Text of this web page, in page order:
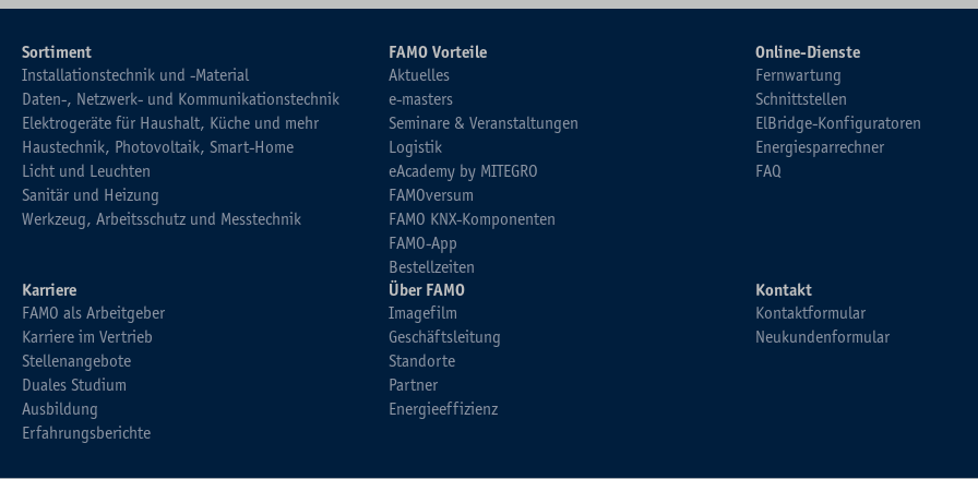
Sortiment
Installationstechnik und -Material
Daten-, Netzwerk- und Kommunikationstechnik
Elektrogeräte für Haushalt, Küche und mehr
Haustechnik, Photovoltaik, Smart-Home
Licht und Leuchten
Sanitär und Heizung
Werkzeug, Arbeitsschutz und Messtechnik
FAMO Vorteile
Aktuelles
e-masters
Seminare & Veranstaltungen
Logistik
eAcademy by MITEGRO
FAMOversum
FAMO KNX-Komponenten
FAMO-App
Bestellzeiten
Online-Dienste
Fernwartung
Schnittstellen
ElBridge-Konfiguratoren
Energiesparrechner
FAQ
Karriere
FAMO als Arbeitgeber
Karriere im Vertrieb
Stellenangebote
Duales Studium
Ausbildung
Erfahrungsberichte
Über FAMO
Imagefilm
Geschäftsleitung
Standorte
Partner
Energieeffizienz
Kontakt
Kontaktformular
Neukundenformular